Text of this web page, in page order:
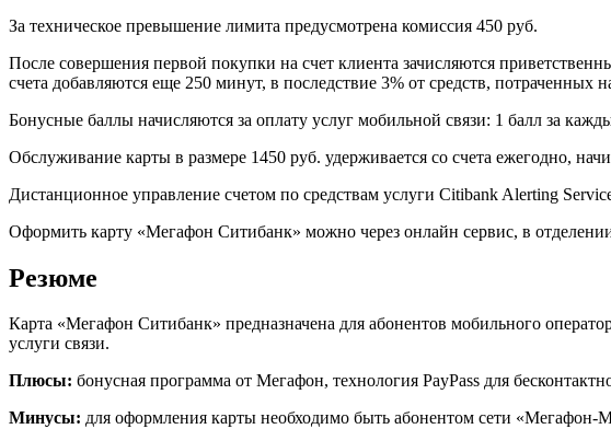
За техническое превышение лимита предусмотрена комиссия 450 руб.
После совершения первой покупки на счет клиента зачисляются
счета добавляются еще 250 минут, в последствие 3% от средств, потраченных
Бонусные баллы начисляются за оплату услуг мобильной связи: 1 балл за
Обслуживание карты в размере 1450 руб. удерживается со счета ежегодно,
Дистанционное управление счетом по средствам услуги Citibank Alerting
Оформить карту «Мегафон Ситибанк» можно через онлайн сервис, в
Резюме
Карта «Мегафон Ситибанк» предназначена для абонентов мобильного
услуги связи.
Плюсы: бонусная программа от Мегафон, технология PayPass для
Минусы: для оформления карты необходимо быть абонентом сети «Мегафон-